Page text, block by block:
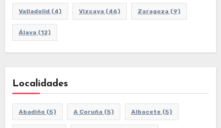
Valladolid (4) Vizcaya (46) Zaragoza (9)
Álava (12)
Localidades
Abadiño (5) A Coruña (5) Albacete (5)